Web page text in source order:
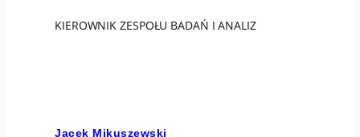
KIEROWNIK ZESPOŁU BADAŃ I ANALIZ
Jacek Mikuszewski